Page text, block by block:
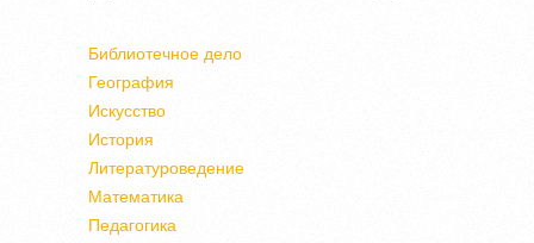
Библиотечное дело
География
Искусство
История
Литературоведение
Математика
Педагогика